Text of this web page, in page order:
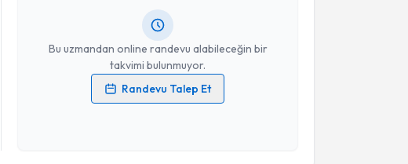
Bu uzmandan online randevu alabileceğin bir
takvimi bulunmuyor.
Randevu Talep Et
Kişisel verilerimin işlenmesine ilişkinAydınlatma Metni
Randevu Takvimi Talebi